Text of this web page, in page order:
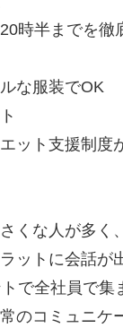
時半までを徹
な服装でOK
ット支援制度
くな人が多く、
ットに会話が
で全社員で集
のコミュニケ